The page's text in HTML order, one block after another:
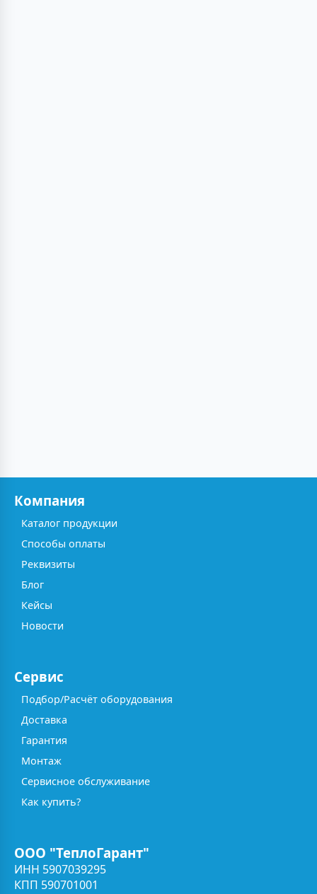
Компания
Каталог продукции
Способы оплаты
Реквизиты
Блог
Кейсы
Новости
Сервис
Подбор/Расчёт оборудования
Доставка
Гарантия
Монтаж
Сервисное обслуживание
Как купить?
ООО "ТеплоГарант"
ИНН 5907039295
КПП 590701001